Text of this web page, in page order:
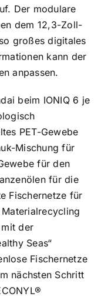
Der modulare
dem 12,3-Zoll-
großes digitales
kann der
anpassen.
beim IONIQ 6 je
PET-Gewebe
Mischung für
für den
für die
Fischernetze für
der
Seas“
Fischernetze
nächsten Schritt